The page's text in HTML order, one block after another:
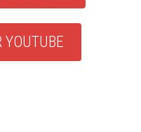
YOUTUBE